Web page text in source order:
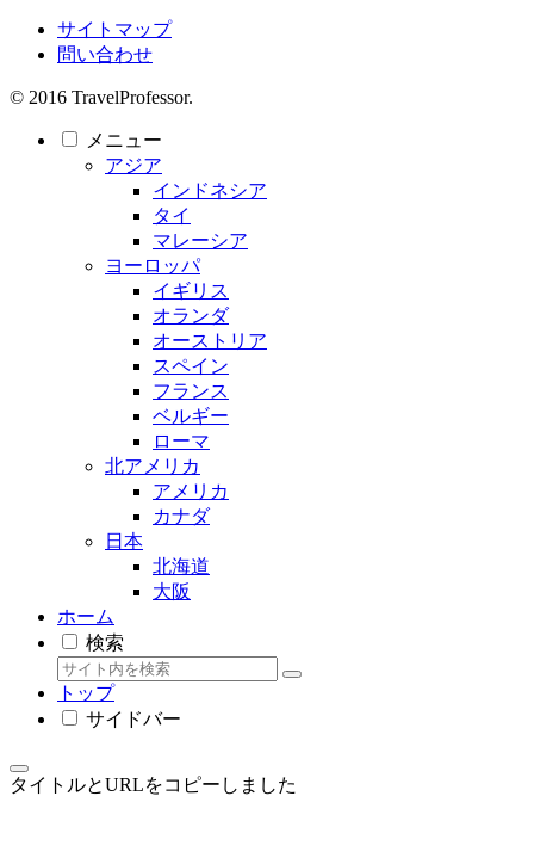
サイトマップ
問い合わせ
© 2016 TravelProfessor.
メニュー
アジア
インドネシア
タイ
マレーシア
ヨーロッパ
イギリス
オランダ
オーストリア
スペイン
フランス
ベルギー
ローマ
北アメリカ
アメリカ
カナダ
日本
北海道
大阪
ホーム
検索
トップ
サイドバー
タイトルとURLをコピーしました